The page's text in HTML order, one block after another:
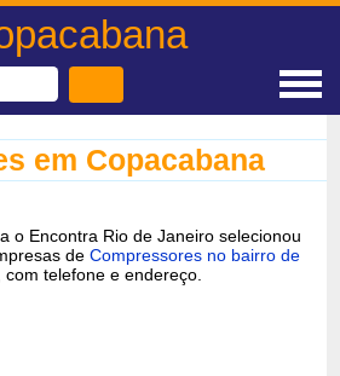
em Copacabana
o Encontra Rio de Janeiro selecionou
deCompressores no bairro de
com telefone e endereço.